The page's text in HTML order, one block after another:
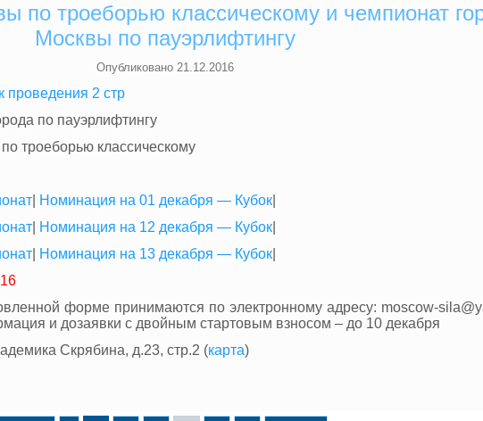
по троеборью классическому и чемпионат
Москвы по пауэрлифтингу
Опубликовано 21.12.2016
проведения 2 стр
по пауэрлифтингу
троеборью классическому
Номинация на 01 декабря — Кубок
Номинация на 12 декабря — Кубок
Номинация на 13 декабря — Кубок
форме принимаются по электронному адресу: moscow-
и дозаявки с двойным стартовым взносом – до 10 декабря
Скрябина, д.23, стр.2 (карта)